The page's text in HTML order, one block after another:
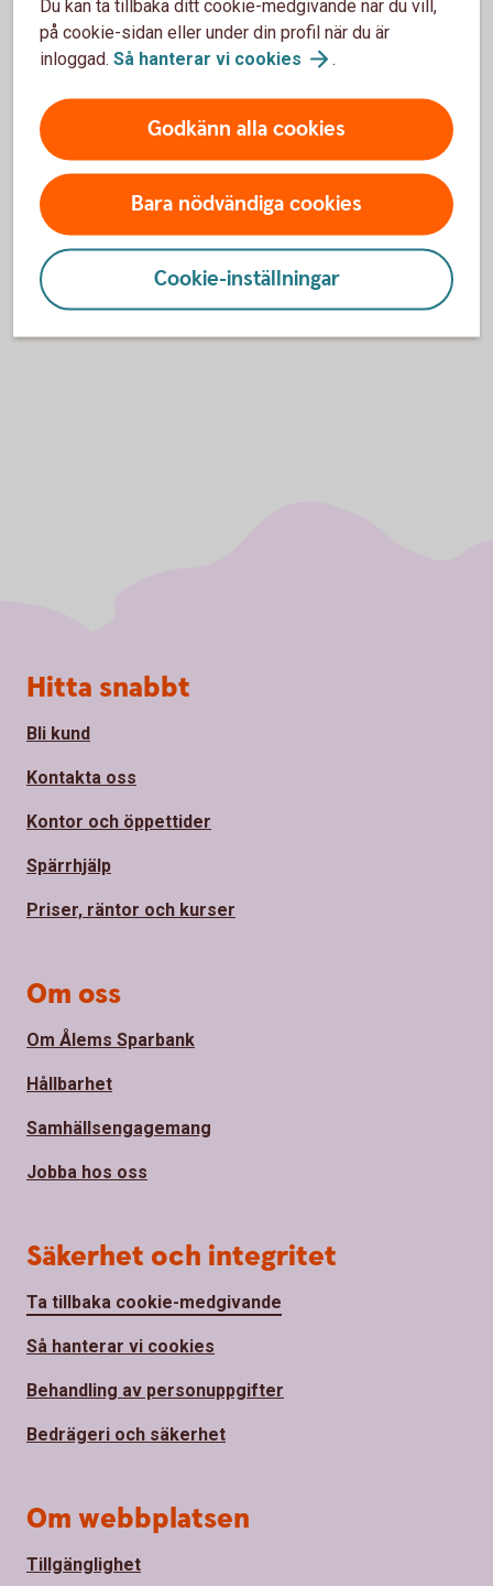
appen och internetbanken.
MobiltBankID
För att se detta innehåll behöver du först
och statistik.
Du kan ta tillbaka ditt cookie-medgivande när du vill,
på cookie-sidan eller under din profil när du är
inloggad. Så hanterar vi cookies .
Godkänn alla cookies
Bara nödvändiga cookies
Cookie-inställningar
Sidfot
Hitta snabbt
Bli kund
Kontakta oss
Kontor och öppettider
Spärrhjälp
Priser, räntor och kurser
Om oss
Om Ålems Sparbank
Hållbarhet
Samhällsengagemang
Jobba hos oss
Säkerhet och integritet
Ta tillbaka cookie-medgivande
Så hanterar vi cookies
Behandling av personuppgifter
Bedrägeri och säkerhet
Om webbplatsen
Tillgänglighet